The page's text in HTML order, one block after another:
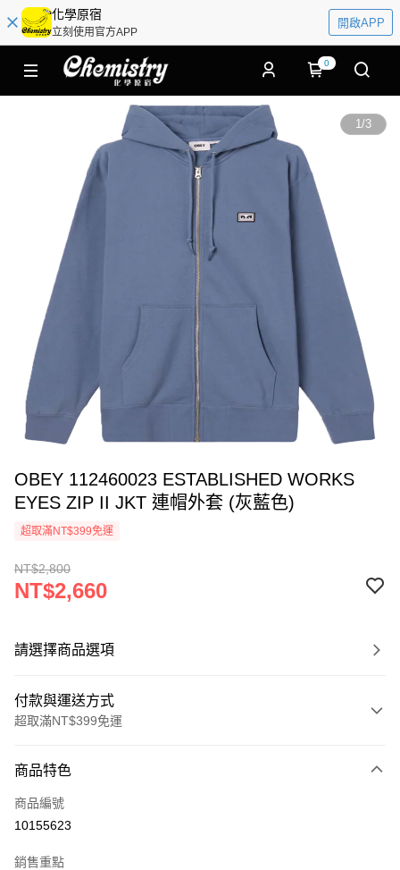
化學原宿
立刻使用官方APP
開啟APP
0
1/3
OBEY 112460023 ESTABLISHED WORKS
EYES ZIP II JKT 連帽外套 (灰藍色)
超取滿NT$399免運
NT$2,800
NT$2,660
請選擇商品選項
付款與運送方式
超取滿NT$399免運
信用卡一次付款
超商取貨付款
商品特色
商品編號
10155623
銷售重點